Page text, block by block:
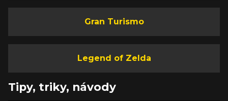
Gran Turismo
Legend of Zelda
Tipy, triky, návody